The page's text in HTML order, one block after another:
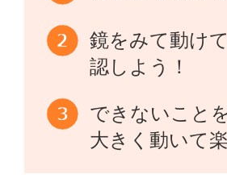
鏡をみて動け
認しよう！
できないこと
大きく動いて